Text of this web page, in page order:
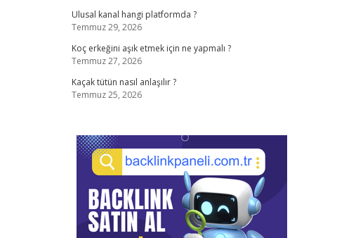
Ulusal kanal hangi platformda ?
Temmuz 29, 2026
Koç erkeğini aşık etmek için ne yapmalı ?
Temmuz 27, 2026
Kaçak tütün nasıl anlaşılır ?
Temmuz 25, 2026